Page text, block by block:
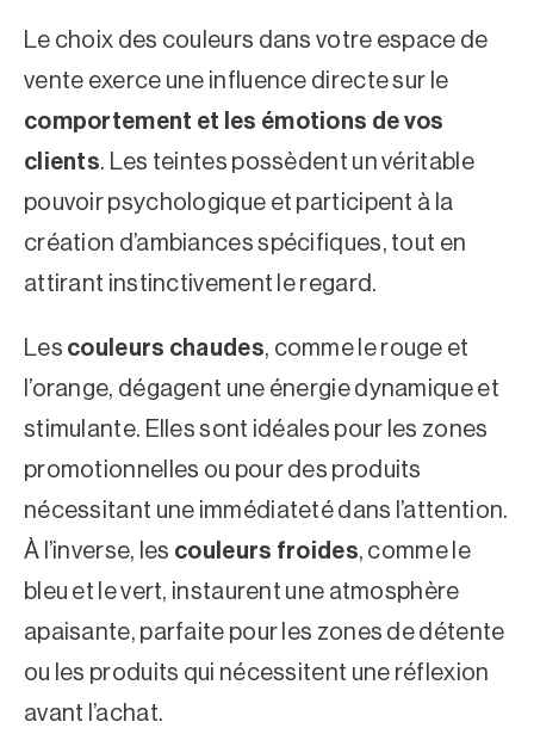
Le choix des couleurs dans votre espace de
vente exerce une influence directe sur le
comportement et les émotions de vos
clients. Les teintes possèdent un véritable
pouvoir psychologique et participent à la
création d’ambiances spécifiques, tout en
attirant instinctivement le regard.
Les couleurs chaudes, comme le rouge et
l’orange, dégagent une énergie dynamique et
stimulante. Elles sont idéales pour les zones
promotionnelles ou pour des produits
nécessitant une immédiateté dans l’attention.
À l’inverse, les couleurs froides, comme le
bleu et le vert, instaurent une atmosphère
apaisante, parfaite pour les zones de détente
ou les produits qui nécessitent une réflexion
avant l’achat.